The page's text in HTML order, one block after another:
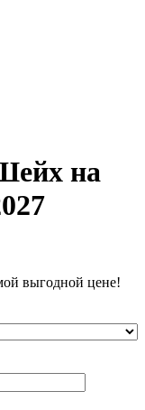
на
выгодной цене!